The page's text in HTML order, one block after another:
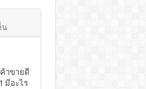
น
าขายดี
มีอะไร